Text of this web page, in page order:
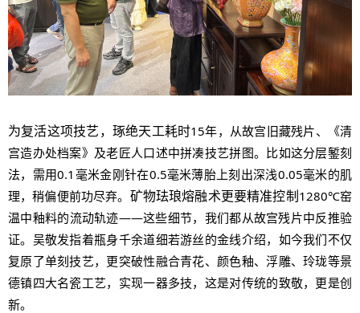
为复活这项技艺，琢绝天工耗时15年，从故宫旧藏残片、《清
宫造办处档案》及老匠人口述中拼凑技艺拼图。比如这分层錾刻
法，需用0.1毫米金刚针在0.5毫米薄胎上刻出深浅0.05毫米的肌
理，稍偏便前功尽弃。 矿物珐琅熔融术更要精准控制1280℃窑
温中釉料的流动轨迹——这些细节，我们都从故宫残片中反推验
证。吴敬发指着瓶身千余道细若游丝的金线介绍，如今我们不仅
复原了单刻技艺，更突破性融合青花、颜色釉、浮雕、玲珑等景
德镇四大名瓷工艺，实现一器多技，这是对传统的致敬，更是创
新。